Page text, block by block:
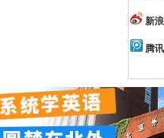
新
腾